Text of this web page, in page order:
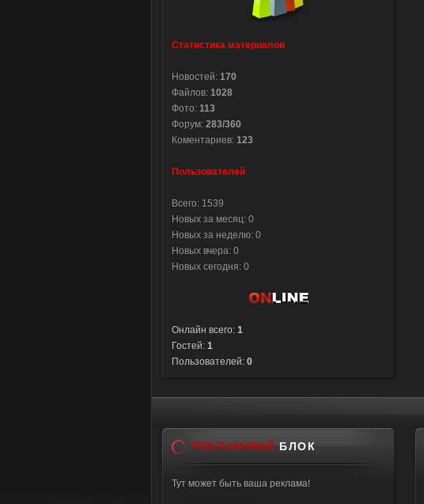
Статистика материалов
Новостей: 170
Файлов: 1028
Фото: 113
Форум: 283/360
Коментариев: 123
Пользователей
Всего: 1539
Новых за месяц: 0
Новых за неделю: 0
Новых вчера: 0
Новых сегодня: 0
Онлайн всего: 1
Гостей: 1
Пользователей: 0
РЕКЛАМНЫЙ БЛОК
Тут может быть ваша реклама!